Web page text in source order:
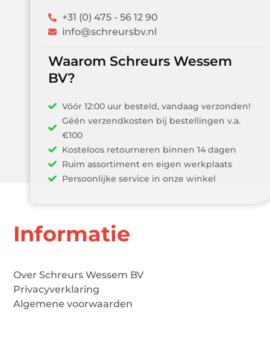
+31 (0) 475 - 56 12 90
info@schreursbv.nl
Waarom Schreurs Wessem
BV?
Vóór 12:00 uur besteld, vandaag verzonden!
Géén verzendkosten bij bestellingen v.a.
€100
Kosteloos retourneren binnen 14 dagen
Ruim assortiment en eigen werkplaats
Persoonlijke service in onze winkel
Informatie
Over Schreurs Wessem BV
Privacyverklaring
Algemene voorwaarden